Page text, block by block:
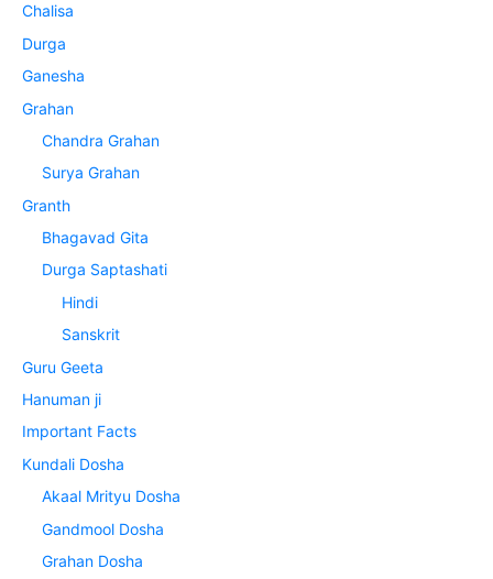
Chalisa
Durga
Ganesha
Grahan
Chandra Grahan
Surya Grahan
Granth
Bhagavad Gita
Durga Saptashati
Hindi
Sanskrit
Guru Geeta
Hanuman ji
Important Facts
Kundali Dosha
Akaal Mrityu Dosha
Gandmool Dosha
Grahan Dosha